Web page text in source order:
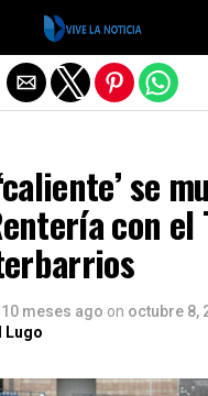
se
con el
10 meses ago on octubre 8,
Lugo
Salir de la versión móvil